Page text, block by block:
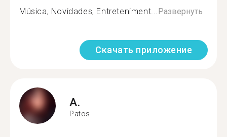
Música, Novidades, Entreteniment...Развернуть
Скачать приложение
A.
Patos